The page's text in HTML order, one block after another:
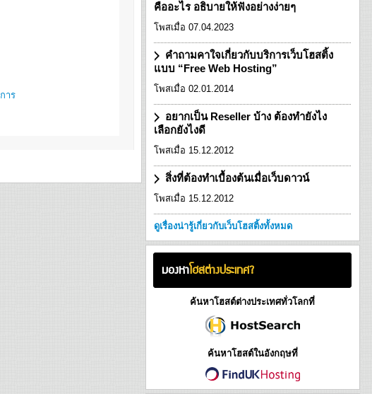
าร
คืออะไร อธิบายให้ฟังอย่างง่ายๆ
โพสเมื่อ 07.04.2023
คำถามคาใจเกี่ยวกับบริการเว็บโฮสติ้ง
แบบ “Free Web Hosting”
โพสเมื่อ 02.01.2014
อยากเป็น Reseller บ้าง ต้องทำยังไง
เลือกยังไงดี
โพสเมื่อ 15.12.2012
สิ่งที่ต้องทำเบื้องต้นเมื่อเว็บดาวน์
โพสเมื่อ 15.12.2012
ดูเรื่องน่ารู้เกี่ยวกับเว็บโฮสติ้งทั้งหมด
มองหาโฮสต่างประเทศ?
ค้นหาโฮสต์ต่างประเทศทั่วโลกที่
ค้นหาโฮสต์ในอังกฤษที่